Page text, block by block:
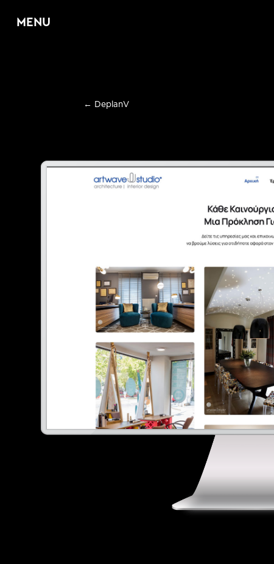
MENU
Υπηρεσίες
Web Design &
Graphic Design
EDigital Marketing
Portfolio
Επικοινωνία
Ελληνικά
English
← DeplanV